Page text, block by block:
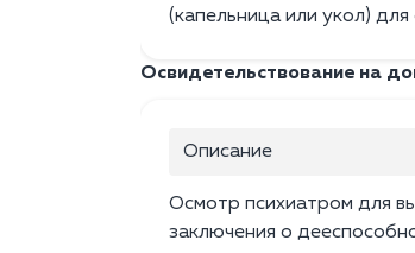
(капельница или укол) для
Освидетельствование на
Описание
Осмотр психиатром для
заключения о